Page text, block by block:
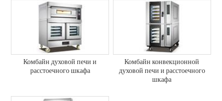
Комбайн духовой печи и
расстоечного шкафа
Комбайн конвекционной
духовой печи и расстоечного
шкафа